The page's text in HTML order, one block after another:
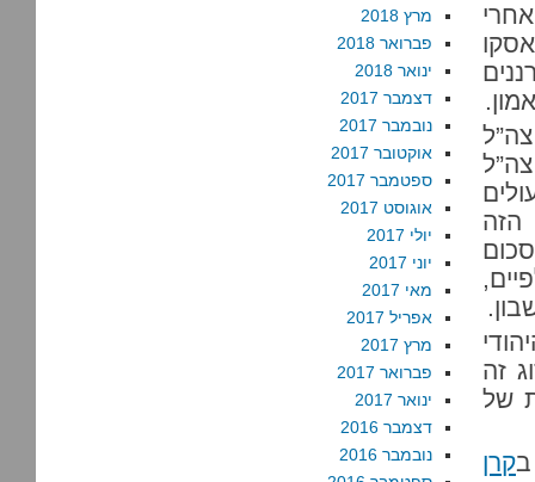
הזה
זה
של
קרן
מרץ 2018
פברואר 2018
ינואר 2018
דצמבר 2017
נובמבר 2017
אוקטובר 2017
ספטמבר 2017
אוגוסט 2017
יולי 2017
יוני 2017
מאי 2017
אפריל 2017
מרץ 2017
פברואר 2017
ינואר 2017
דצמבר 2016
נובמבר 2016